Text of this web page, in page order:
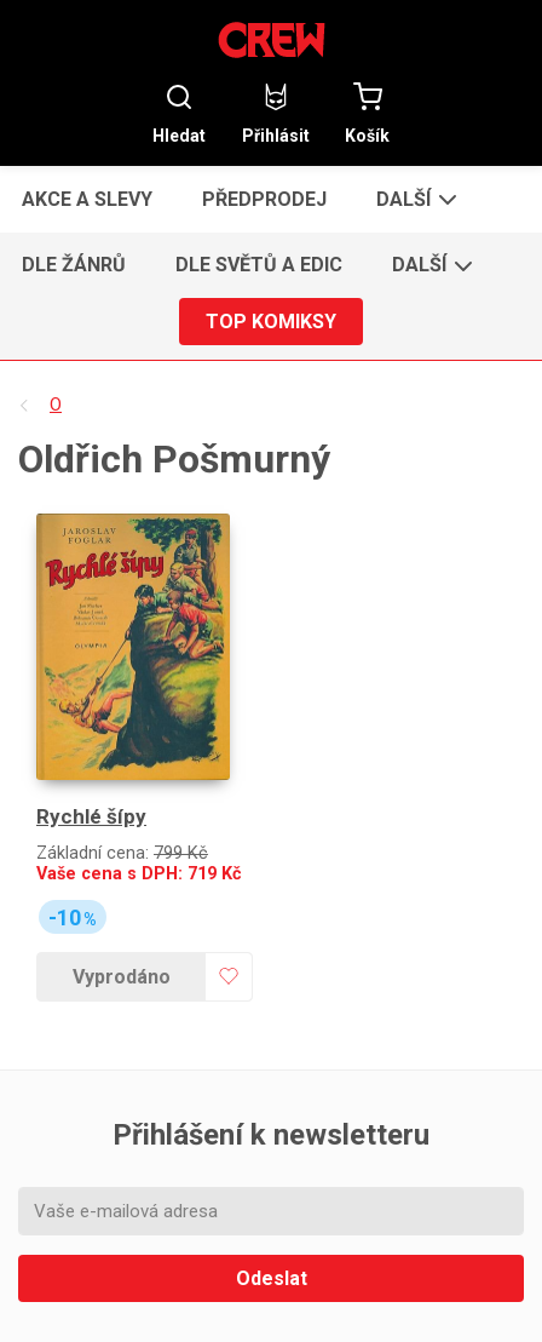
Hledat Přihlásit Košík
AKCE A SLEVY PŘEDPRODEJ DALŠÍ
DLE ŽÁNRŮ DLE SVĚTŮ A EDIC DALŠÍ
TOP KOMIKSY
O
Oldřich Pošmurný
Rychlé šípy
Základní cena: 799 Kč
Vaše cena s DPH: 719 Kč
-10%
Vyprodáno
Přihlášení k newsletteru
Odeslat